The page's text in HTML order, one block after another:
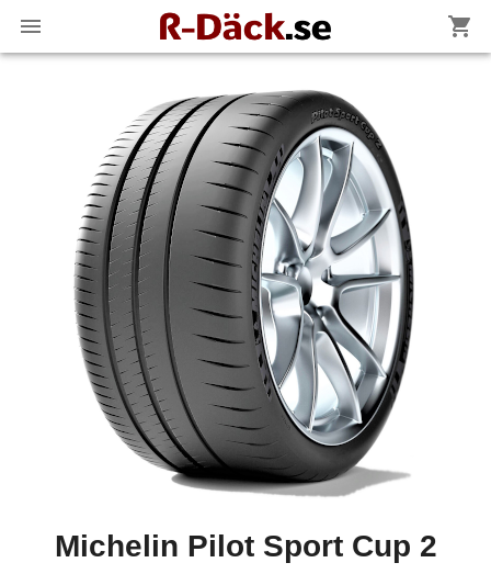
Michelin Pilot Sport Cup 2